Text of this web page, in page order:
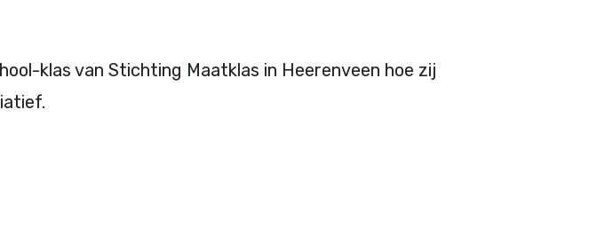
klas van Stichting Maatklas in Heerenveen hoe zij